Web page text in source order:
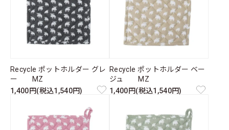
Recycle ポットホルダー グレ
ー MZ
1,400円(税込1,540円)
Recycle ポットホルダー ベー
ジュ MZ
1,400円(税込1,540円)